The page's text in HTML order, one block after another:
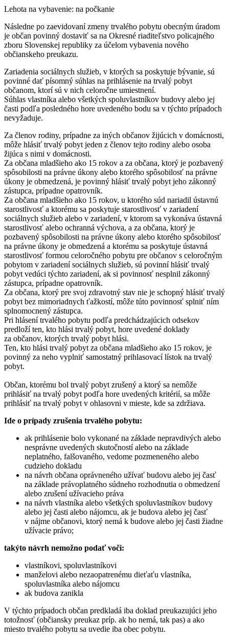
Lehota na vybavenie: na počkanie
Následne po zaevidovaní zmeny trvalého pobytu obecným úradom
je občan povinný dostaviť sa na Okresné riaditeľstvo policajného
zboru Slovenskej republiky za účelom vybavenia nového
občianskeho preukazu.
Zariadenia sociálnych služieb, v ktorých sa poskytuje bývanie, sú
povinné dať písomný súhlas na prihlásenie na trvalý pobyt
občanom, ktorí sú v nich celoročne umiestnení.
Súhlas vlastníka alebo všetkých spoluvlastníkov budovy alebo jej
časti podľa posledného hore uvedeného bodu sa v týchto prípadoch
nevyžaduje.
Za členov rodiny, prípadne za iných občanov žijúcich v domácnosti,
môže hlásiť trvalý pobyt jeden z členov tejto rodiny alebo osoba
žijúca s nimi v domácnosti.
Za občana mladšieho ako 15 rokov a za občana, ktorý je pozbavený
spôsobilosti na právne úkony alebo ktorého spôsobilosť na právne
úkony je obmedzená, je povinný hlásiť trvalý pobyt jeho zákonný
zástupca, prípadne opatrovník.
Za občana mladšieho ako 15 rokov, u ktorého súd nariadil ústavnú
starostlivosť a ktorému sa poskytuje starostlivosť v zariadení
sociálnych služieb alebo v zariadení, v ktorom sa vykonáva ústavná
starostlivosť alebo ochranná výchova, a za občana, ktorý je
pozbavený spôsobilosti na právne úkony alebo ktorého spôsobilosť
na právne úkony je obmedzená a ktorému sa poskytuje ústavná
starostlivosť formou celoročného pobytu pre občanov s celoročným
pobytom v zariadení sociálnych služieb, sú povinní hlásiť trvalý
pobyt vedúci týchto zariadení, ak si povinnosť nesplnil zákonný
zástupca, prípadne opatrovník.
Za občana, ktorý pre svoj zdravotný stav nie je schopný hlásiť trvalý
pobyt bez mimoriadnych ťažkostí, môže túto povinnosť splniť ním
splnomocnený zástupca.
Pri hlásení trvalého pobytu podľa predchádzajúcich odsekov
predloží ten, kto hlási trvalý pobyt, hore uvedené doklady
za občanov, ktorých trvalý pobyt hlási.
Ten, kto hlási trvalý pobyt za občana mladšieho ako 15 rokov, je
povinný za neho vyplniť samostatný prihlasovací lístok na trvalý
pobyt.
Občan, ktorému bol trvalý pobyt zrušený a ktorý sa nemôže
prihlásiť na trvalý pobyt podľa hore uvedených kritérií, sa môže
prihlásiť na trvalý pobyt v ohlasovni v mieste, kde sa zdržiava.
Ide o prípady zrušenia trvalého pobytu:
ak prihlásenie bolo vykonané na základe nepravdivých alebo
nesprávne uvedených skutočností alebo na základe
neplatného, falšovaného, vedome pozmeneného alebo
cudzieho dokladu
na návrh občana oprávneného užívať budovu alebo jej časť
na základe právoplatného súdneho rozhodnutia o obmedzení
alebo zrušení užívacieho práva
na návrh vlastníka alebo všetkých spoluvlastníkov budovy
alebo jej časti alebo nájomcu, ak je budova alebo jej časť
v nájme občanovi, ktorý nemá k budove alebo jej časti žiadne
užívacie právo;
takýto návrh nemožno podať voči:
vlastníkovi, spoluvlastníkovi
manželovi alebo nezaopatrenému dieťaťu vlastníka,
spoluvlastníka alebo nájomcu
ak budova zanikla
V týchto prípadoch občan predkladá iba doklad preukazujúci jeho
totožnosť (občiansky preukaz príp. ak ho nemá, tak pas) a ako
miesto trvalého pobytu sa uvedie iba obec pobytu.